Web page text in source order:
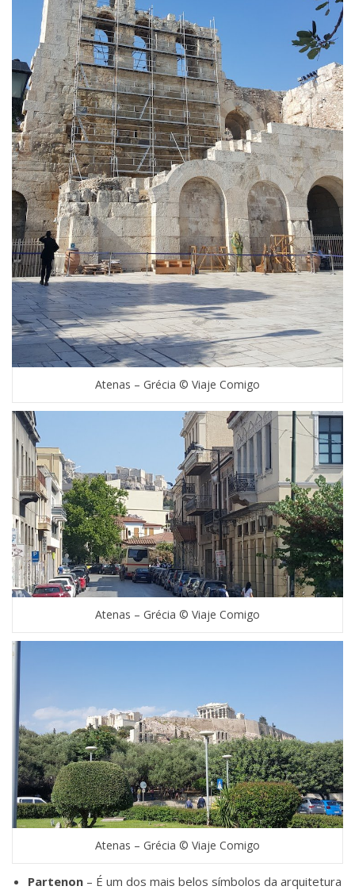
Atenas – Grécia © Viaje Comigo
Atenas – Grécia © Viaje Comigo
Atenas – Grécia © Viaje Comigo
Partenon – É um dos mais belos símbolos da arquitetura